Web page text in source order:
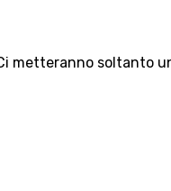
metteranno soltanto